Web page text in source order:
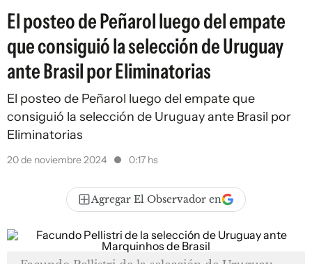
El posteo de Peñarol luego del empate
que consiguió la selección de Uruguay
ante Brasil por Eliminatorias
El posteo de Peñarol luego del empate que
consiguió la selección de Uruguay ante Brasil por
Eliminatorias
20 de noviembre 2024 0:17 hs
Agregar El Observador en